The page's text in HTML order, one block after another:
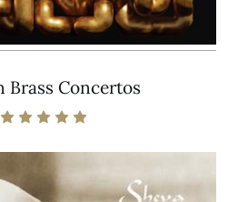
Brass Concertos